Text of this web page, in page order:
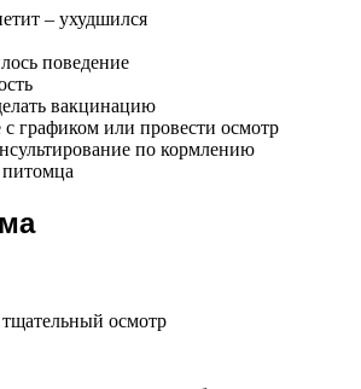
– ухудшился
поведение
вакцинацию
с графиком или провести осмотр
по кормлению
осмотр